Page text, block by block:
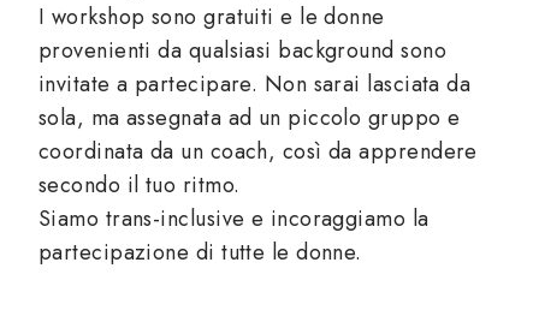
I workshop sono gratuiti e le donne
provenienti da qualsiasi background sono
invitate a partecipare. Non sarai lasciata da
sola, ma assegnata ad un piccolo gruppo e
coordinata da un coach, così da apprendere
secondo il tuo ritmo.
Siamo trans-inclusive e incoraggiamo la
partecipazione di tutte le donne.